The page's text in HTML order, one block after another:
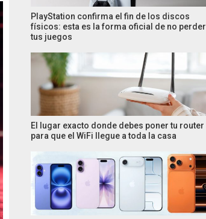
PlayStation confirma el fin de los discos
físicos: esta es la forma oficial de no perder
tus juegos
El lugar exacto donde debes poner tu router
para que el WiFi llegue a toda la casa